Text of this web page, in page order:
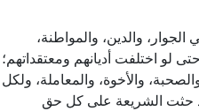
والدين، والمواطنة،
لو اختلفت أديانهم ومعتقداتهم؛
والأخوة، والمعاملة، ولكل
حثت الشريعة على كل حق